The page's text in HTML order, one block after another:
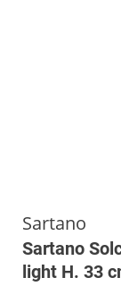
Sartano
Sartano
light H. 33